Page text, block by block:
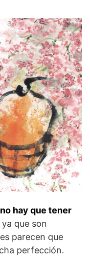
no hay que tener
ya que son
parecen que
perfección.